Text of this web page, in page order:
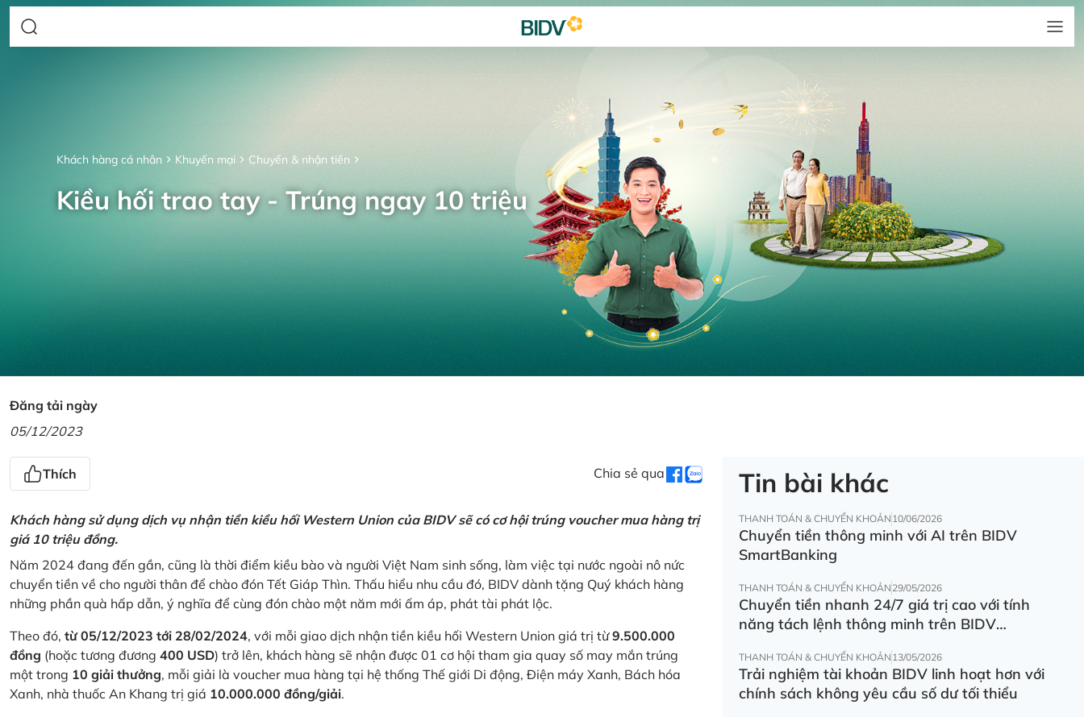
Khách hàng cá nhân Khuyến mại Chuyển & nhận tiền
Kiều hối trao tay - Trúng ngay 10 triệu
Đăng tải ngày
05/12/2023
Thích Chia sẻ qua
Khách hàng sử dụng dịch vụ nhận tiền kiều hối Western Union của BIDV sẽ có cơ hội trúng voucher mua hàng trị
giá 10 triệu đồng.
Năm 2024 đang đến gần, cũng là thời điểm kiều bào và người Việt Nam sinh sống, làm việc tại nước ngoài nô nức
chuyển tiền về cho người thân để chào đón Tết Giáp Thìn. Thấu hiểu nhu cầu đó, BIDV dành tặng Quý khách hàng
những phần quà hấp dẫn, ý nghĩa để cùng đón chào một năm mới ấm áp, phát tài phát lộc.
Theo đó, từ 05/12/2023 tới 28/02/2024, với mỗi giao dịch nhận tiền kiều hối Western Union giá trị từ9.500.000
đồng (hoặc tương đương 400 USD) trở lên, khách hàng sẽ nhận được 01 cơ hội tham gia quay số may mắn trúng
một trong 10 giải thưởng, mỗi giải là voucher mua hàng tại hệ thống Thế giới Di động, Điện máy Xanh, Bách hóa
Xanh, nhà thuốc An Khang trị giá 10.000.000 đồng/giải.
Tin bài khác
THANH TOÁN & CHUYỂN KHOẢN 10/06/2026
Chuyển tiền thông minh với AI trên BIDV
SmartBanking
THANH TOÁN & CHUYỂN KHOẢN 29/05/2026
Chuyển tiền nhanh 24/7 giá trị cao với tính
năng tách lệnh thông minh trên BIDV
THANH TOÁN & CHUYỂN KHOẢN 13/05/2026
Trải nghiệm tài khoản BIDV linh hoạt hơn với
chính sách không yêu cầu số dư tối thiểu